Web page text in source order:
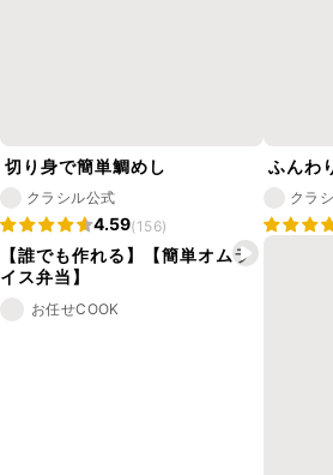
切り身で簡単鯛めし
クラシル公式
4.59(156)
ふんわ
クラ
【誰でも作れる】【簡単オムラ
イス弁当】
お任せCOOK